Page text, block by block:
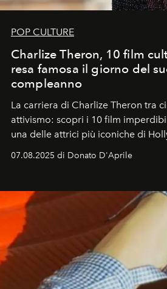
POP CULTURE
Charlize Theron, 10 film
resa famosa il giorno del
compleanno
La carriera di Charlize Theron tra
attivismo: scopri i 10 film
una delle attrici più iconiche di
07.08.2025 di Donato D'Aprile